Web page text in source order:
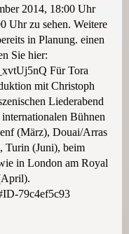
2014, 18:00 Uhr
Uhr zu sehen. Weitere
in Planung. einen
Sie hier:
Für Tora
mit Christoph
Liederabend
Bühnen
(März), Douai/Arras
Turin (Juni), beim
in London am Royal
79c4ef5c93